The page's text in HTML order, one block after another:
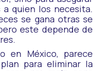
quien los necesita.
se gana otras se
este depende de
en México, parece
para eliminar la